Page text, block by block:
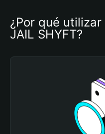
¿Por qué
JAIL SHYFT?